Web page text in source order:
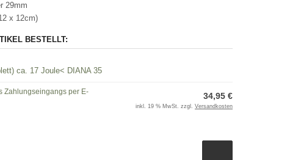
29mm
x 12cm)
BESTELLT:
ca. 17 Joule< DIANA 35
Zahlungseingangs per E-
34,95 €
inkl. 19 % MwSt. zzgl. Versandkosten